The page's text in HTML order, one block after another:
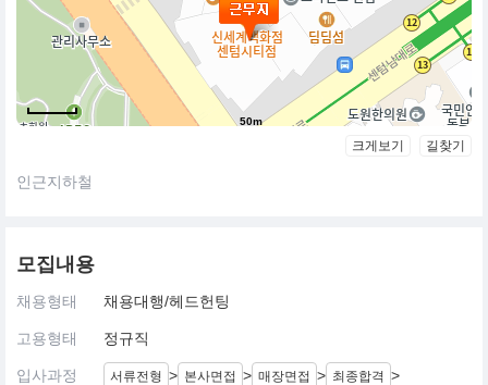
50m
크게보기 길찾기
인근지하철
모집내용
채용형태 채용대행/헤드헌팅
고용형태 정규직
입사과정 서류전형 > 본사면접 > 매장면접 > 최종합격 >